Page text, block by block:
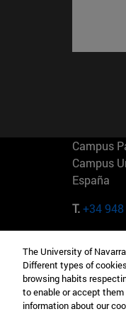
Campus
Campus
España
T.+34
Camino
Madrid
T.+34
The University of
Different types of
browsing habits
to enable or accept
information about our